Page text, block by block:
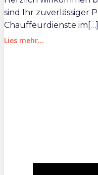
sind Ihr zuverlässiger
Chauffeurdienste im[…]
Lies mehr...